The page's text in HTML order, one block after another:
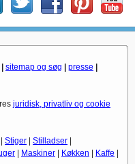
sitemap og søg presse
juridisk, privatliv og cookie
Stiger Stilladser
Maskiner Køkken Kaffe